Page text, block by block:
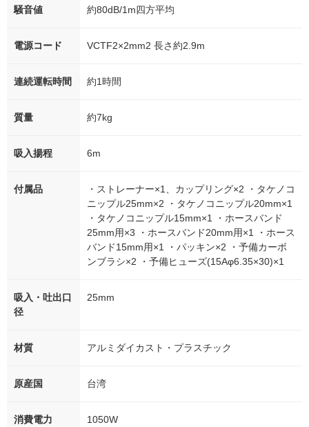
騒音値 約80dB/1m四方平均
電源コード VCTF2×2mm2 長さ約2.9m
連続運転時間 約1時間
質量 約7kg
吸入揚程 6m
付属品
・ストレーナー×1、カップリング×2 ・タケノコ
ニップル25mm×2 ・タケノコニップル20mm×1
・タケノコニップル15mm×1 ・ホースバンド
25mm用×3 ・ホースバンド20mm用×1 ・ホース
バンド15mm用×1 ・パッキン×2 ・予備カーボ
ンブラシ×2 ・予備ヒューズ(15Aφ6.35×30)×1
吸入・吐出口
径
25mm
材質 アルミダイカスト・プラスチック
原産国 台湾
消費電力 1050W